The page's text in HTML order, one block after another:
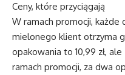
Ceny, które przyciągają
W ramach promocji, każde
mielonego klient otrzyma
opakowania to 10,99 zł,
ramach promocji, za dwa